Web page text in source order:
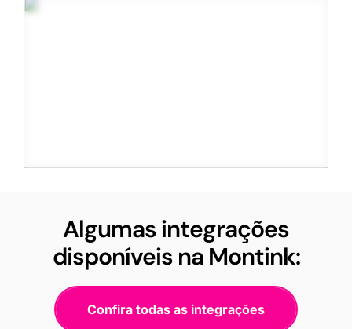
Algumas integrações
disponíveis na Montink:
Confira todas as integrações